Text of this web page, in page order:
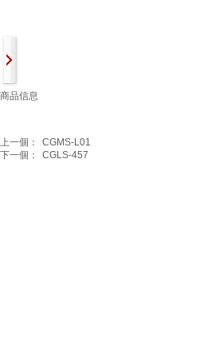
商品信息
上一個：
CGMS-L01
下一個：
CGLS-457